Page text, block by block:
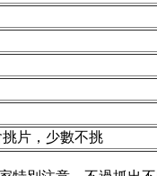
片，少數不挑